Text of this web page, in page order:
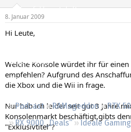
Empfohlene Inhalte
Leserartikel
Regeln
Podcast RAMageddon
RTX
RX 9000 „Deals“
Ideale
e
t
8. Januar 2009
Hi Leute,
Welche Konsole würdet ihr für
empfehlen? Aufgrund des
die Xbox und die Wii in frage.
Nur hab ich leider seit gut 3 Jahre
Konsolenmarkt beschäftigt,gibts
"Exklusivtitel"?